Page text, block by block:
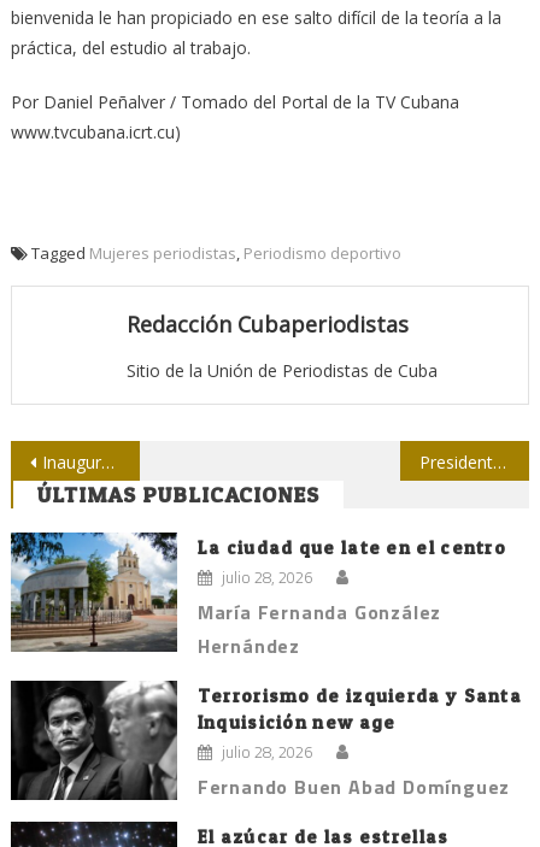
bienvenida le han propiciado en ese salto difícil de la teoría a la
práctica, del estudio al trabajo.
Por Daniel Peñalver / Tomado del Portal de la TV Cubana
www.tvcubana.icrt.cu)
Tagged Mujeres periodistas, Periodismo deportivo
Redacción Cubaperiodistas
Sitio de la Unión de Periodistas de Cuba
Navegación
de
entradas
Inauguran muestra fotográfica sobre visitas de Fidel a Pinar del Río Presidente de la Upec envía carta de felicitación a la Secretaria General de la Federación de Mujeres Cubanas
ÚLTIMAS PUBLICACIONES
La ciudad que late en el centro
julio 28, 2026
María Fernanda González
Hernández
Terrorismo de izquierda y Santa
Inquisición new age
julio 28, 2026
Fernando Buen Abad Domínguez
El azúcar de las estrellas